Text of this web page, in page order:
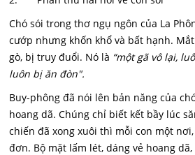
Chó sói trong thơ ngụ ngôn của La
cướp nhưng khốn khổ và bất hạnh.
gò, bị truy đuổi. Nó là “một gã vô lại,
luôn bị ăn đòn".
Buy-phông đã nói lên bản năng của
hoang dã. Chúng chỉ biết kết bầy lúc
chiến đã xong xuôi thì mỗi con một
đơn. Bộ mặt lấm lét, dáng vẻ hoang